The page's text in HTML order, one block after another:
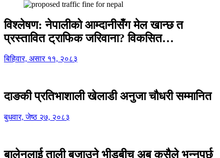
विश्लेषण: नेपालीको आम्दानीसँग मेल खान्छ त
प्रस्तावित ट्राफिक जरिवाना? विकसित…
बिहिवार, असार ११, २०८३
दाङकी प्रतिभाशाली खेलाडी अनुजा चौधरी सम्मानित
बुधवार, जेष्ठ २७, २०८३
बालेनलाई ताली बजाउने भीडबीच अब कसैले भन्नुपर्छ